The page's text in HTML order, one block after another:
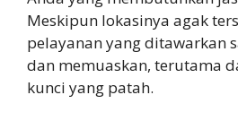
Meskipun lokasinya agak
pelayanan yang ditawarkan
dan memuaskan, terutama
kunci yang patah.